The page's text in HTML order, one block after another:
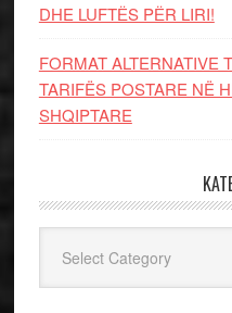
DHE LUFTЁS PЁR LIRI!
FORMAT ALTERNATIVE
TARIFËS POSTARE NË
SHQIPTARE